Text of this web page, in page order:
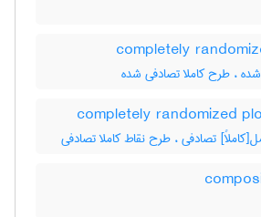
، طرح کاملا تصادفی شده
تصادفی ، طرح نقاط کاملا تصادفی